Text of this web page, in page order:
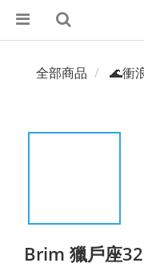
全部商品 🌊衝
Brim 獵戶座